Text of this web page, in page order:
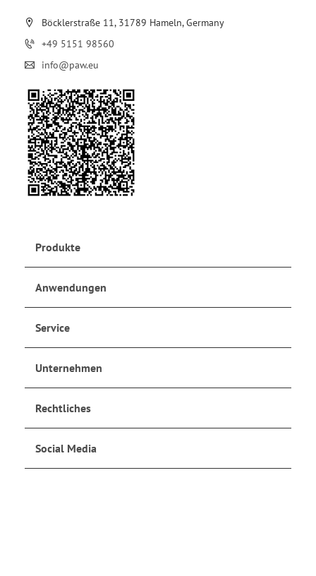
Böcklerstraße 11, 31789 Hameln, Germany
+49 5151 98560
info@paw.eu
Produkte
Anwendungen
Service
Unternehmen
Rechtliches
Social Media